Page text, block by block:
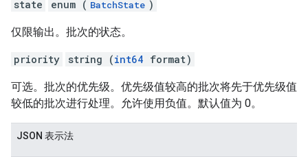
state enum ( BatchState )
仅限输出。批次的状态。
priority string (int64 format)
可选。批次的优先级。优先级值较高的批次将先于优先级值
较低的批次进行处理。允许使用负值。默认值为 0。
JSON 表示法